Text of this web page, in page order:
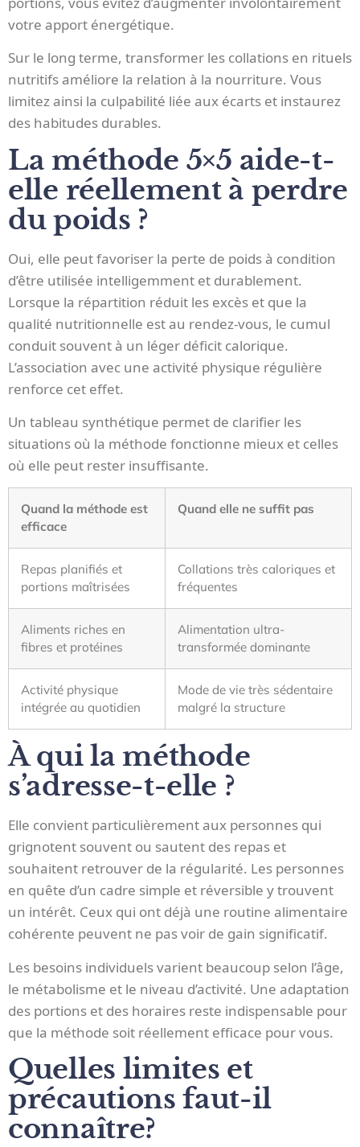
votre apport énergétique.
Sur le long terme, transformer les collations en rituels
nutritifs améliore la relation à la nourriture. Vous
limitez ainsi la culpabilité liée aux écarts et instaurez
des habitudes durables.
La méthode 5×5 aide-t-
elle réellement à perdre
du poids ?
Oui, elle peut favoriser la perte de poids à condition
d’être utilisée intelligemment et durablement.
Lorsque la répartition réduit les excès et que la
qualité nutritionnelle est au rendez-vous, le cumul
conduit souvent à un léger déficit calorique.
L’association avec une activité physique régulière
renforce cet effet.
Un tableau synthétique permet de clarifier les
situations où la méthode fonctionne mieux et celles
où elle peut rester insuffisante.
Quand la méthode est
efficace
Quand elle ne suffit pas
Repas planifiés et
portions maîtrisées
Collations très caloriques et
fréquentes
Aliments riches en
fibres et protéines
Alimentation ultra-
transformée dominante
Activité physique
intégrée au quotidien
Mode de vie très sédentaire
malgré la structure
À qui la méthode
s’adresse-t-elle ?
Elle convient particulièrement aux personnes qui
grignotent souvent ou sautent des repas et
souhaitent retrouver de la régularité. Les personnes
en quête d’un cadre simple et réversible y trouvent
un intérêt. Ceux qui ont déjà une routine alimentaire
cohérente peuvent ne pas voir de gain significatif.
Les besoins individuels varient beaucoup selon l’âge,
le métabolisme et le niveau d’activité. Une adaptation
des portions et des horaires reste indispensable pour
que la méthode soit réellement efficace pour vous.
Quelles limites et
précautions faut-il
connaître?